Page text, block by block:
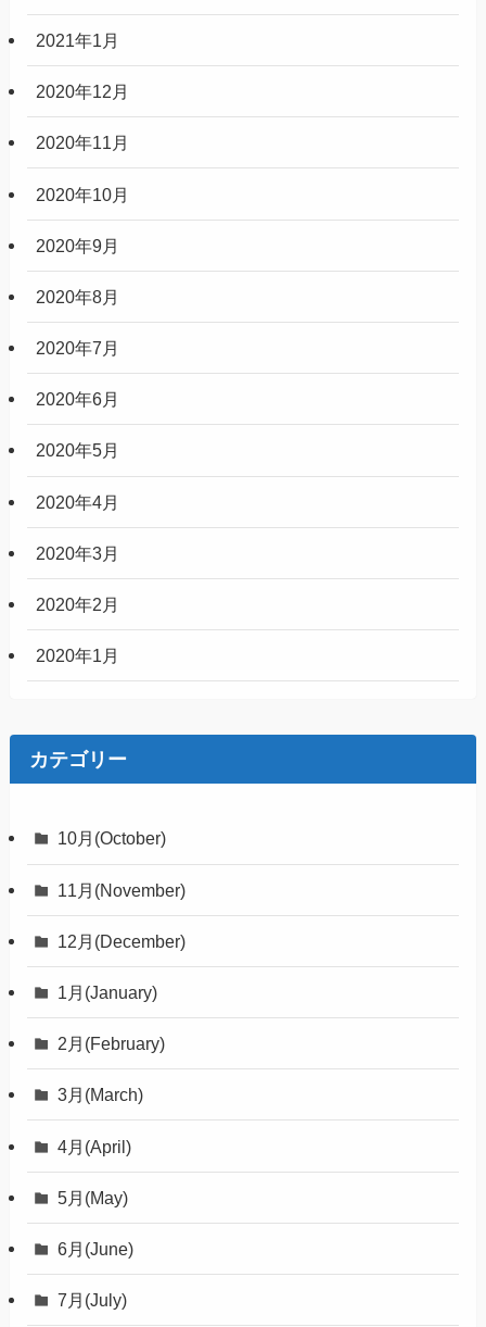
2021年1月
2020年12月
2020年11月
2020年10月
2020年9月
2020年8月
2020年7月
2020年6月
2020年5月
2020年4月
2020年3月
2020年2月
2020年1月
カテゴリー
10月(October)
11月(November)
12月(December)
1月(January)
2月(February)
3月(March)
4月(April)
5月(May)
6月(June)
7月(July)